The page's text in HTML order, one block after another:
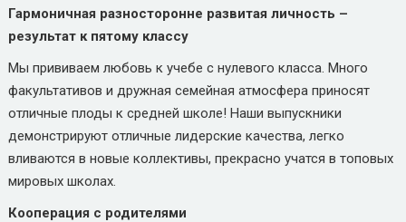
Гармоничная разносторонне развитая личность –
результат к пятому классу
Мы прививаем любовь к учебе с нулевого класса. Много
факультативов и дружная семейная атмосфера приносят
отличные плоды к средней школе! Наши выпускники
демонстрируют отличные лидерские качества, легко
вливаются в новые коллективы, прекрасно учатся в топовых
мировых школах.
Кооперация с родителями